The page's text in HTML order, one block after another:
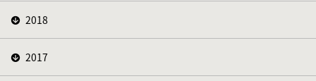
2018
2017